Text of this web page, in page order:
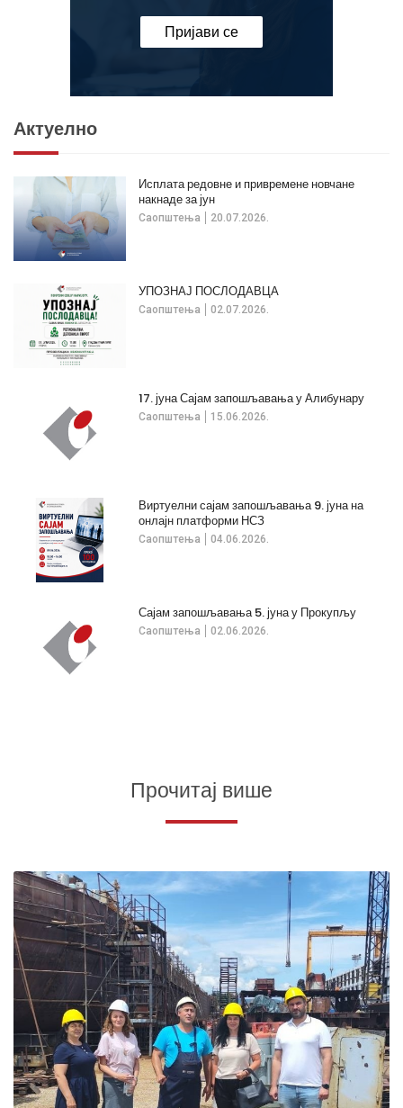
Пријави се
Актуелно
Саопштења 20.07.2026.
Исплата редовне и привремене новчане
накнаде за јун
Саопштења 02.07.2026.
УПОЗНАЈ ПОСЛОДАВЦА
Саопштења 15.06.2026.
17. јуна Сајам запошљавања у Алибунару
Саопштења 04.06.2026.
Виртуелни сајам запошљавања 9. јуна на
онлајн платформи НСЗ
Саопштења 02.06.2026.
Сајам запошљавања 5. јуна у Прокупљу
Прочитај више